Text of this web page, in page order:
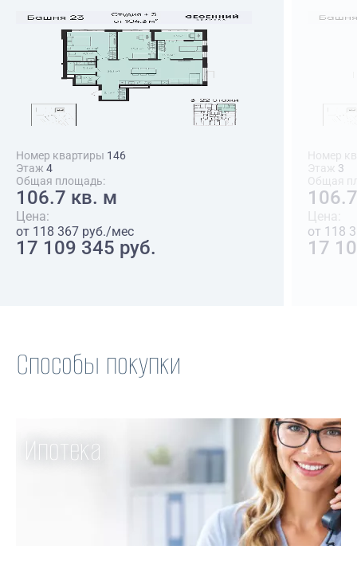
Номер квартиры 146
Этаж 4
Общая площадь:
106.7 кв. м
Цена:
от 118 367 руб./мес
17 109 345 руб.
Номер
Этаж 3
Общая
Цена:
от 118
17
Способы покупки
Ипотека